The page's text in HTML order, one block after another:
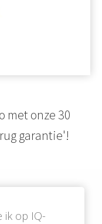
met onze 30
garantie'!
ik op IQ-